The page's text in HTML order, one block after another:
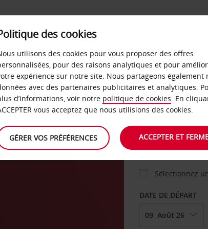
LIBRE-SERVICE
VOITURE
AGENCE DE DÉPART
Sélectionnez
DATE DE DÉPART
des cookies
utilisons des cookies pour vous proposer des offres
pour des raisons analytiques et pour
expérience sur notre site. Nous partageons également
avec des partenaires publicitaires et analytiques.
d’informations, voir notre politique de cookies. En
vous acceptez que nous utilisions des cookies.
GÉRER VOS PRÉFÉRENCES ACCEPTER ET